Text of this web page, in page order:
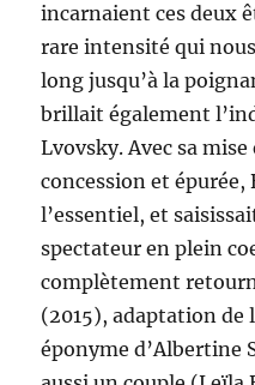
incarnaient ces deux
rare intensité qui
long jusqu’à la
brillait également
Lvovsky. Avec sa
concession et
l’essentiel, et
spectateur en plein
complètement
(2015), adaptation de
éponyme d’Albertine